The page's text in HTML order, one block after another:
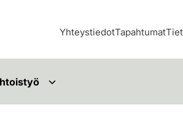
YhteystiedotTapahtumat